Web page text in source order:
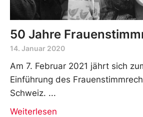
50 Jahre
14. Januar 2020
Am 7. Februar 2021 jährt sich
Einführung des
Schweiz.
Weiterlesen